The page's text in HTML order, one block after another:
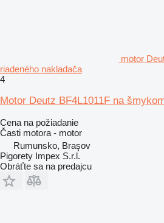
motor
riadeného nakladača
4
Motor Deutz BF4L1011F na
Cena na požiadanie
Časti motora - motor
Rumunsko, Braşov
Pigorety Impex S.r.l.
Obráťte sa na predajcu